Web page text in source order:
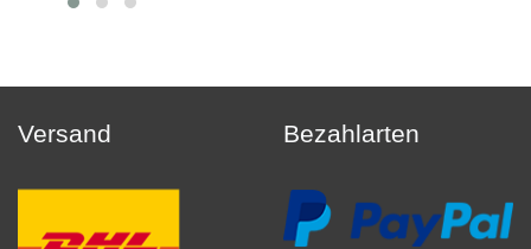
Versand Bezahlarten